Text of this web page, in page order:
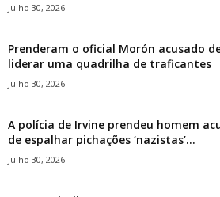
Julho 30, 2026
Prenderam o oficial Morón acusado
liderar uma quadrilha de traficantes
Julho 30, 2026
A polícia de Irvine prendeu homem
de espalhar pichações ‘nazistas’...
Julho 30, 2026